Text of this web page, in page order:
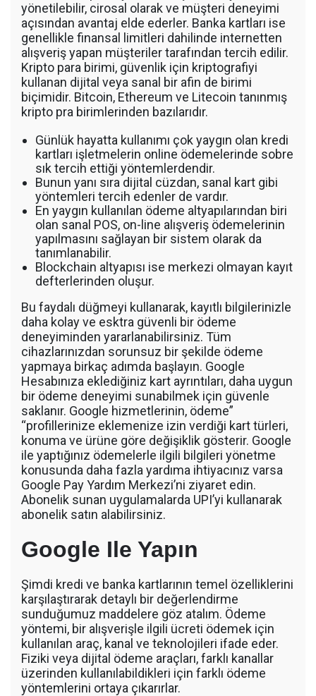
yönetilebilir, cirosal olarak ve müşteri deneyimi
açısından avantaj elde ederler. Banka kartları ise
genellikle finansal limitleri dahilinde internetten
alışveriş yapan müşteriler tarafından tercih edilir.
Kripto para birimi, güvenlik için kriptografiyi
kullanan dijital veya sanal bir afin de birimi
biçimidir. Bitcoin, Ethereum ve Litecoin tanınmış
kripto pra birimlerinden bazılarıdır.
Günlük hayatta kullanımı çok yaygın olan kredi
kartları işletmelerin online ödemelerinde sobre
sık tercih ettiği yöntemlerdendir.
Bunun yanı sıra dijital cüzdan, sanal kart gibi
yöntemleri tercih edenler de vardır.
En yaygın kullanılan ödeme altyapılarından biri
olan sanal POS, on-line alışveriş ödemelerinin
yapılmasını sağlayan bir sistem olarak da
tanımlanabilir.
Blockchain altyapısı ise merkezi olmayan kayıt
defterlerinden oluşur.
Bu faydalı düğmeyi kullanarak, kayıtlı bilgilerinizle
daha kolay ve esktra güvenli bir ödeme
deneyiminden yararlanabilirsiniz. Tüm
cihazlarınızdan sorunsuz bir şekilde ödeme
yapmaya birkaç adımda başlayın. Google
Hesabınıza eklediğiniz kart ayrıntıları, daha uygun
bir ödeme deneyimi sunabilmek için güvenle
saklanır. Google hizmetlerinin, ödeme”
“profillerinize eklemenize izin verdiği kart türleri,
konuma ve ürüne göre değişiklik gösterir. Google
ile yaptığınız ödemelerle ilgili bilgileri yönetme
konusunda daha fazla yardıma ihtiyacınız varsa
Google Pay Yardım Merkezi’ni ziyaret edin.
Abonelik sunan uygulamalarda UPI’yi kullanarak
abonelik satın alabilirsiniz.
Google Ile Yapın
Şimdi kredi ve banka kartlarının temel özelliklerini
karşılaştırarak detaylı bir değerlendirme
sunduğumuz maddelere göz atalım. Ödeme
yöntemi, bir alışverişle ilgili ücreti ödemek için
kullanılan araç, kanal ve teknolojileri ifade eder.
Fiziki veya dijital ödeme araçları, farklı kanallar
üzerinden kullanılabildikleri için farklı ödeme
yöntemlerini ortaya çıkarırlar.